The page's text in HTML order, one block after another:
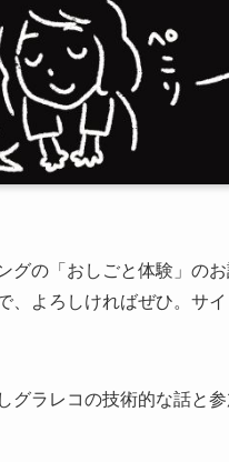
グの「おしごと体験」のお
、よろしければぜひ。サ
グラレコの技術的な話と